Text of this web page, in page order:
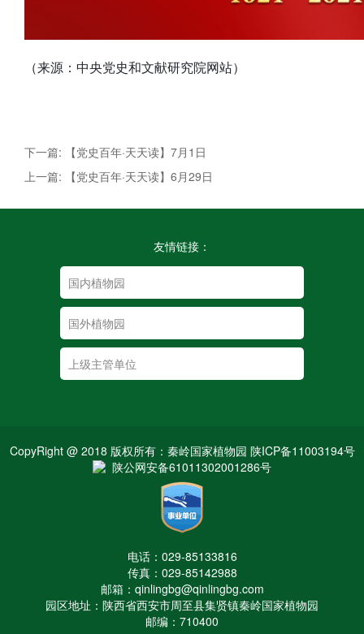
（来源：中央党史和文献研究院网站）
下一篇: 【党史百年·天天读】7月1日
上一篇: 【党史百年·天天读】6月29日
友情链接：
CopyRight @ 2018 版权所有：秦岭国家植物园 陕ICP备11003194号
陕公网安备61011302001286号
电话：029-85133816
传真：029-85142988
邮箱：qinlingbg@qinlingbg.com
园区地址：陕西省西安市周至县集贤镇秦岭国家植物园
邮编：710400